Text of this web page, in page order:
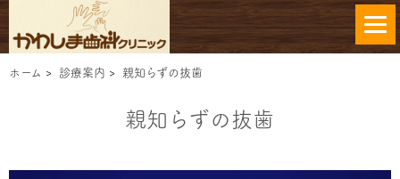
ホーム > 診療案内 > 親知らずの抜歯
親知らずの抜歯